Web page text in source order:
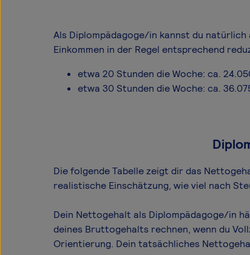
Als Diplompädagoge/in kannst du
Einkommen in der Regel entsprechend
etwa 20 Stunden die Woche: ca.
etwa 30 Stunden die Woche: ca.
Die folgende Tabelle zeigt dir das
realistische Einschätzung, wie viel nach
Dein Nettogehalt als Diplompädagoge/in
deines Bruttogehalts rechnen, wenn du
Orientierung. Dein tatsächliches